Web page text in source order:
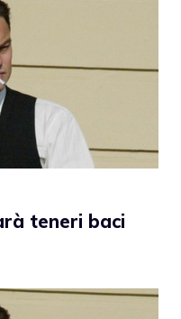
teneri baci